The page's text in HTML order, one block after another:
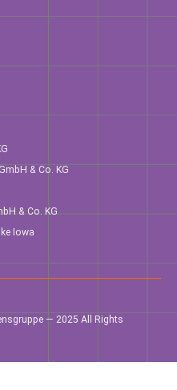
& Co. KG
& Co. KG
Iowa
— 2025 All Rights